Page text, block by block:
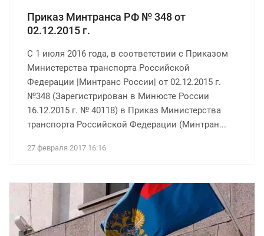
Приказ Минтранса РФ № 348 от
02.12.2015 г.
С 1 июля 2016 года, в соответствии с Приказом
Министерства транспорта Российской
Федерации |Минтранс России| от 02.12.2015 г.
№348 (Зарегистрирован в Минюсте России
16.12.2015 г. № 40118) в Приказ Министерства
транспорта Российской Федерации (Минтран...
27 февраля 2017 16:16